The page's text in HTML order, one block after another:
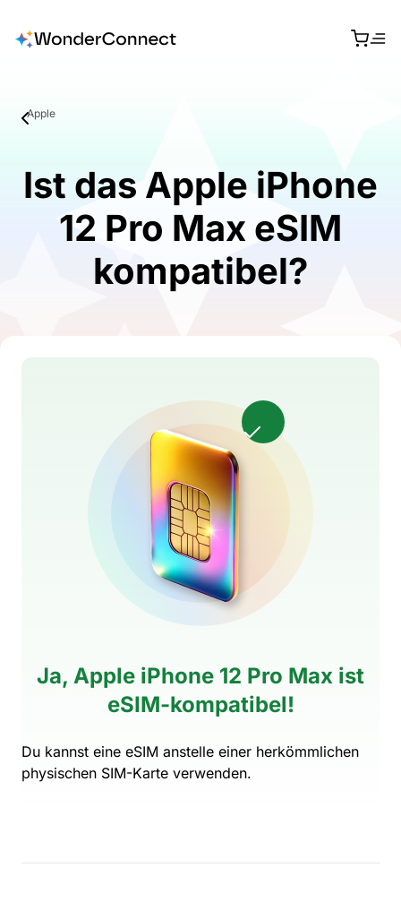
Apple
Ist das Apple iPhone
12 Pro Max eSIM
kompatibel?
Ja, Apple iPhone 12 Pro Max ist
eSIM-kompatibel!
Du kannst eine eSIM anstelle einer herkömmlichen
physischen SIM-Karte verwenden.